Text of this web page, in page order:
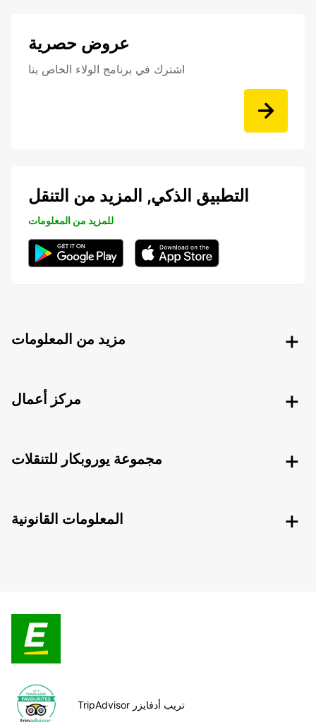
عروض حصرية
اشترك في برنامج الولاء الخاص بنا
التطبيق الذكي, المزيد من التنقل
للمزيد من المعلومات
مزيد من المعلومات
مركز أعمال
مجموعة يوروبكار للتنقلات
المعلومات القانونية
TripAdvisor تريب أدفايزر